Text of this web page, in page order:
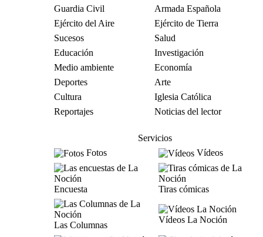
Guardia Civil
Armada Española
Ejército del Aire
Ejército de Tierra
Sucesos
Salud
Educación
Investigación
Medio ambiente
Economía
Deportes
Arte
Cultura
Iglesia Católica
Reportajes
Noticias del lector
Servicios
Fotos
Vídeos
Encuesta Tiras cómicas
Las Columnas
Vídeos La Noción